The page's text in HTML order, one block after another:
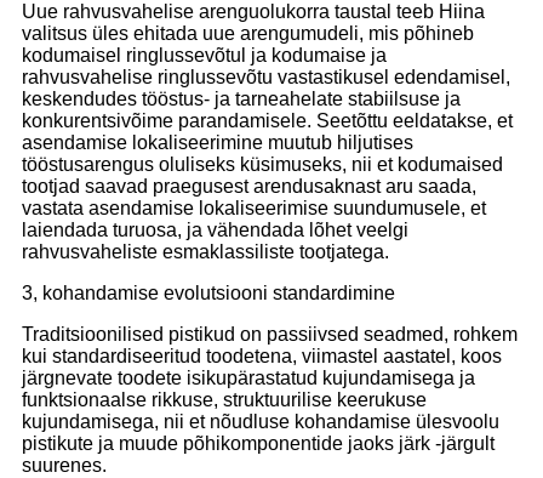
Uue rahvusvahelise arenguolukorra taustal teeb Hiina
valitsus üles ehitada uue arengumudeli, mis põhineb
kodumaisel ringlussevõtul ja kodumaise ja
rahvusvahelise ringlussevõtu vastastikusel edendamisel,
keskendudes tööstus- ja tarneahelate stabiilsuse ja
konkurentsivõime parandamisele. Seetõttu eeldatakse, et
asendamise lokaliseerimine muutub hiljutises
tööstusarengus oluliseks küsimuseks, nii et kodumaised
tootjad saavad praegusest arendusaknast aru saada,
vastata asendamise lokaliseerimise suundumusele, et
laiendada turuosa, ja vähendada lõhet veelgi
rahvusvaheliste esmaklassiliste tootjatega.
3, kohandamise evolutsiooni standardimine
Traditsioonilised pistikud on passiivsed seadmed, rohkem
kui standardiseeritud toodetena, viimastel aastatel, koos
järgnevate toodete isikupärastatud kujundamisega ja
funktsionaalse rikkuse, struktuurilise keerukuse
kujundamisega, nii et nõudluse kohandamise ülesvoolu
pistikute ja muude põhikomponentide jaoks järk -järgult
suurenes.